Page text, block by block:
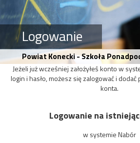
Logowanie
Powiat Konecki - Szkoła
Jeżeli już wcześniej założyłeś konto w
login i hasło, możesz się zalogować i
konta.
Logowanie na
w systemie Nabór